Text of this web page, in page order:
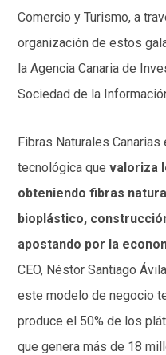
Comercio y Turismo, a
organización de estos
la Agencia Canaria de
Sociedad de la
Fibras Naturales
tecnológica quevaloriza
obteniendo fibras
bioplástico,
apostando por la
CEO, Néstor Santiago
este modelo de negocio
produce el 50% de los
que genera más de 18